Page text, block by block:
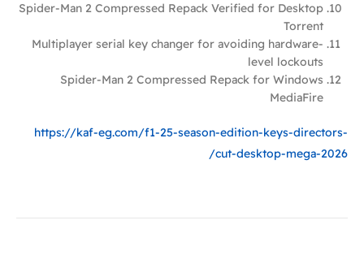
Spider-Man 2 Compressed Repack Verified for Desktop
Torrent
Multiplayer serial key changer for avoiding hardware-
level lockouts
Spider-Man 2 Compressed Repack for Windows
MediaFire
https://kaf-eg.com/f1-25-season-edition-keys-directors-
cut-desktop-mega-2026/